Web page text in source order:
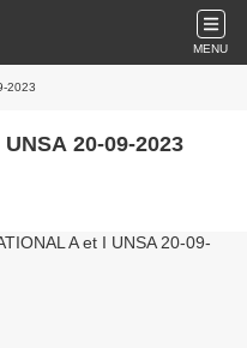
MENU
2023
20-09-2023